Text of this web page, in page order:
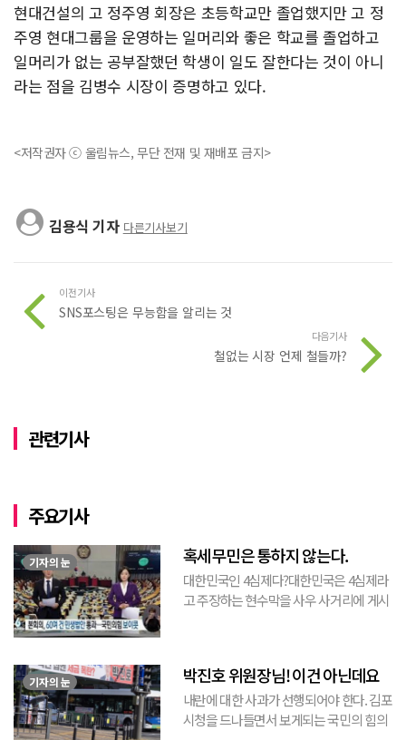
현대건설의 고 정주영 회장은 초등학교만 졸업했지만 고 정
주영 현대그룹을 운영하는 일머리와 좋은 학교를 졸업하고
일머리가 없는 공부잘했던 학생이 일도 잘한다는 것이 아니
라는 점을 김병수 시장이 증명하고 있다.
<저작권자 ⓒ 울림뉴스, 무단 전재 및 재배포 금지>
김용식 기자 다른기사보기
이전기사
SNS포스팅은 무능함을 알리는 것
다음기사
철없는 시장 언제 철들까?
관련기사
주요기사
기자의 눈 혹세무민은 통하지 않는다.
대한민국인 4심제다?대한민국은 4심제라
고 주장하는 현수막을 사우 사거리에 게시
민(惑...
기자의 눈 박진호 위원장님! 이건 아닌데요
내란에 대한 사과가 선행되어야 한다. 김포
시청을 드나들면서 보게되는 국민의 힘의